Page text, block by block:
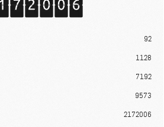
92
1128
7192
9573
2172006